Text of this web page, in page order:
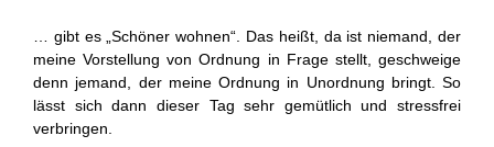
… gibt es „Schöner wohnen“. Das heißt, da ist niemand, der
meine Vorstellung von Ordnung in Frage stellt, geschweige
denn jemand, der meine Ordnung in Unordnung bringt. So
lässt sich dann dieser Tag sehr gemütlich und stressfrei
verbringen.